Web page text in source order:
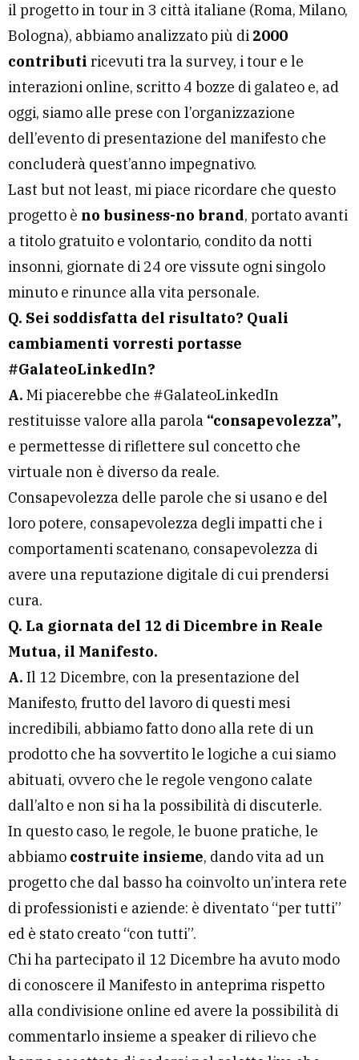
il progetto in tour in 3 città italiane (Roma, Milano,
Bologna), abbiamo analizzato più di 2000
contributi ricevuti tra la survey, i tour e le
interazioni online, scritto 4 bozze di galateo e, ad
oggi, siamo alle prese con l’organizzazione
dell’evento di presentazione del manifesto che
concluderà quest’anno impegnativo.
Last but not least, mi piace ricordare che questo
progetto è no business-no brand, portato avanti
a titolo gratuito e volontario, condito da notti
insonni, giornate di 24 ore vissute ogni singolo
minuto e rinunce alla vita personale.
Q. Sei soddisfatta del risultato? Quali
cambiamenti vorresti portasse
#GalateoLinkedIn?
A. Mi piacerebbe che #GalateoLinkedIn
restituisse valore alla parola “consapevolezza”,
e permettesse di riflettere sul concetto che
virtuale non è diverso da reale.
Consapevolezza delle parole che si usano e del
loro potere, consapevolezza degli impatti che i
comportamenti scatenano, consapevolezza di
avere una reputazione digitale di cui prendersi
cura.
Q. La giornata del 12 di Dicembre in Reale
Mutua, il Manifesto.
A. Il 12 Dicembre, con la presentazione del
Manifesto, frutto del lavoro di questi mesi
incredibili, abbiamo fatto dono alla rete di un
prodotto che ha sovvertito le logiche a cui siamo
abituati, ovvero che le regole vengono calate
dall’alto e non si ha la possibilità di discuterle.
In questo caso, le regole, le buone pratiche, le
abbiamo costruite insieme, dando vita ad un
progetto che dal basso ha coinvolto un’intera rete
di professionisti e aziende: è diventato “per tutti”
ed è stato creato “con tutti”.
Chi ha partecipato il 12 Dicembre ha avuto modo
di conoscere il Manifesto in anteprima rispetto
alla condivisione online ed avere la possibilità di
commentarlo insieme a speaker di rilievo che